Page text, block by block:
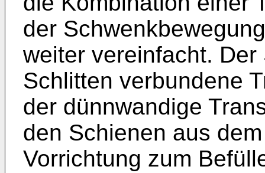
der
weiter vereinfacht.
Schlitten verbundene
der dünnwandige
den Schienen aus
Vorrichtung zum